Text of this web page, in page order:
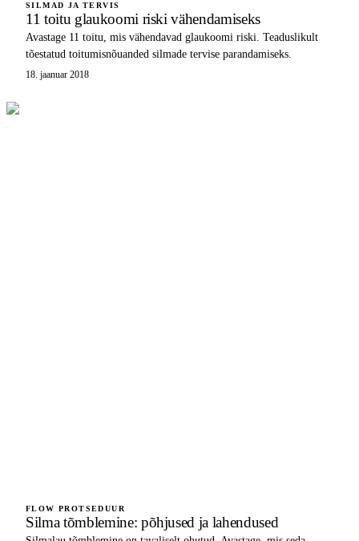
SILMAD JA TERVIS
11 toitu glaukoomi riski vähendamiseks
Avastage 11 toitu, mis vähendavad glaukoomi riski. Teaduslikult
tõestatud toitumisnõuanded silmade tervise parandamiseks.
18. jaanuar 2018
FLOW PROTSEDUUR
Silma tõmblemine: põhjused ja lahendused